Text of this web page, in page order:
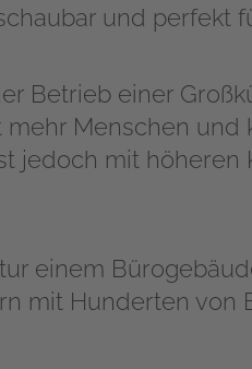
und perfekt
Betrieb einer
Menschen
jedoch mit höheren
einem
mit Hunderten von